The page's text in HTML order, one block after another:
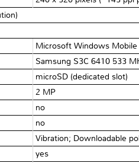
Microsoft Windows Mobile
Samsung S3C 6410 533
microSD (dedicated slot)
2 MP
no
no
Vibration; Downloadable
yes